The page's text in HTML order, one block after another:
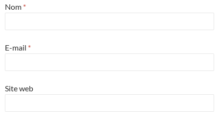
Nom *
E-mail *
Site web